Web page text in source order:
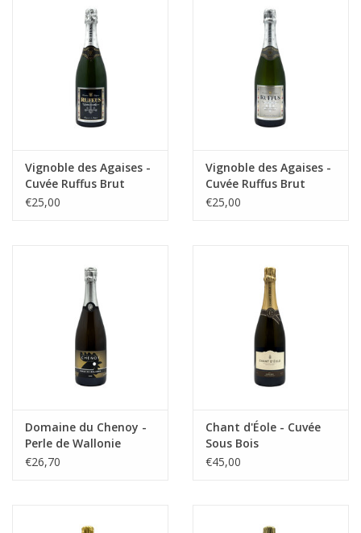
Vignoble des Agaises -
Cuvée Ruffus Brut
€25,00
Vignoble des Agaises -
Cuvée Ruffus Brut
Sauvage
€25,00
Domaine du Chenoy -
Perle de Wallonie
€26,70
Chant d'Éole - Cuvée
Sous Bois
€45,00